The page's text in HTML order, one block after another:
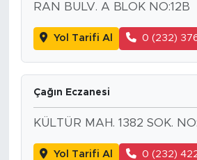
RAN BULV. A BLOK NO:12B
Yol Tarifi Al 0 (232)
Çağın Eczanesi
KÜLTÜR MAH. 1382 SOK.
Yol Tarifi Al 0 (232)